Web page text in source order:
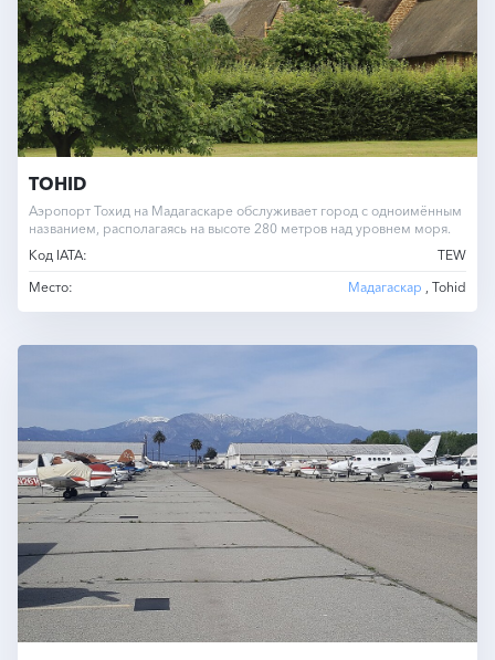
TOHID
Аэропорт Тохид на Мадагаскаре обслуживает город с одноимённым
названием, располагаясь на высоте 280 метров над уровнем моря.
Код IATA:
TEW
Место:
Мадагаскар , Tohid